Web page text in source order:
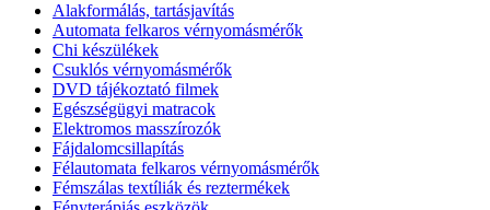
Alakformálás, tartásjavítás
Automata felkaros vérnyomásmérők
Chi készülékek
Csuklós vérnyomásmérők
DVD tájékoztató filmek
Egészségügyi matracok
Elektromos masszírozók
Fájdalomcsillapítás
Félautomata felkaros vérnyomásmérők
Fémszálas textíliák és reztermékek